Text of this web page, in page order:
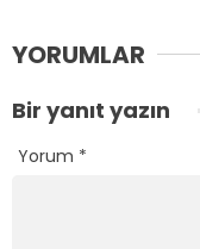
YORUMLAR
Bir yanıt yazın
Yorum *